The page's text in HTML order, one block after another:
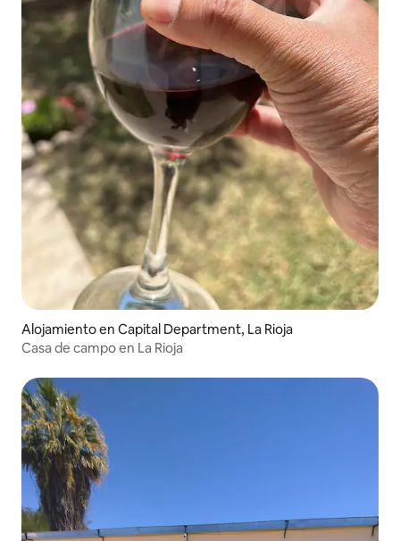
Alojamiento en Capital Department, La Rioja
Casa de campo en La Rioja